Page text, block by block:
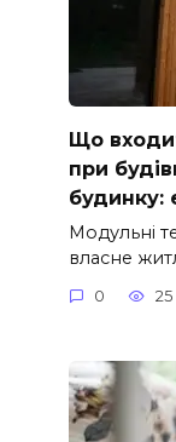
Що
при
будинку:
Модульні
власне
0 25